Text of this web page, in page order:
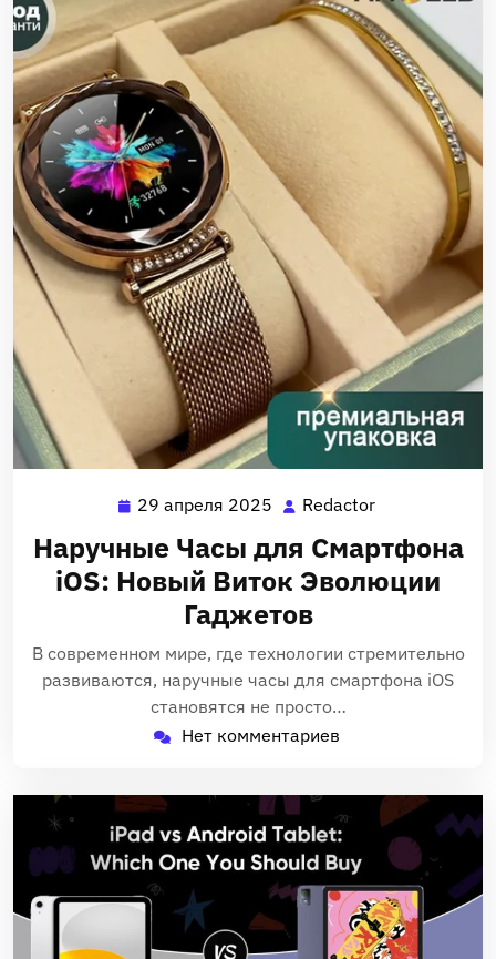
29 апреля 2025 29
2025
Redactor
Наручные Часы для Смартфона
iOS: Новый Виток Эволюции
Гаджетов
В современном мире‚ где технологии стремительно
развиваются‚ наручные часы для смартфона iOS
становятся не просто…
Нет комментариев